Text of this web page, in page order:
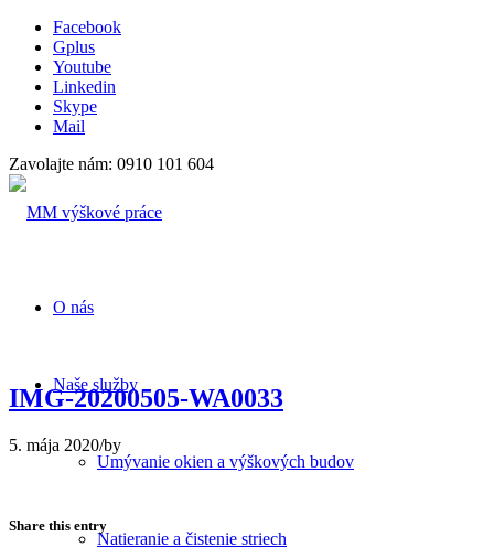
Facebook
Gplus
Youtube
Linkedin
Skype
Mail
Zavolajte nám: 0910 101 604
O nás
Naše služby
Umývanie okien a výškových budov
Natieranie a čistenie striech
IMG-20200505-WA0033
5. mája 2020/by
Share this entry